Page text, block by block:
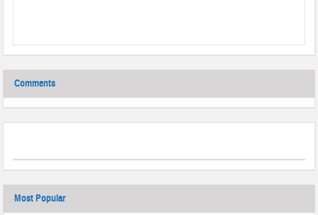
Comments
Most Popular